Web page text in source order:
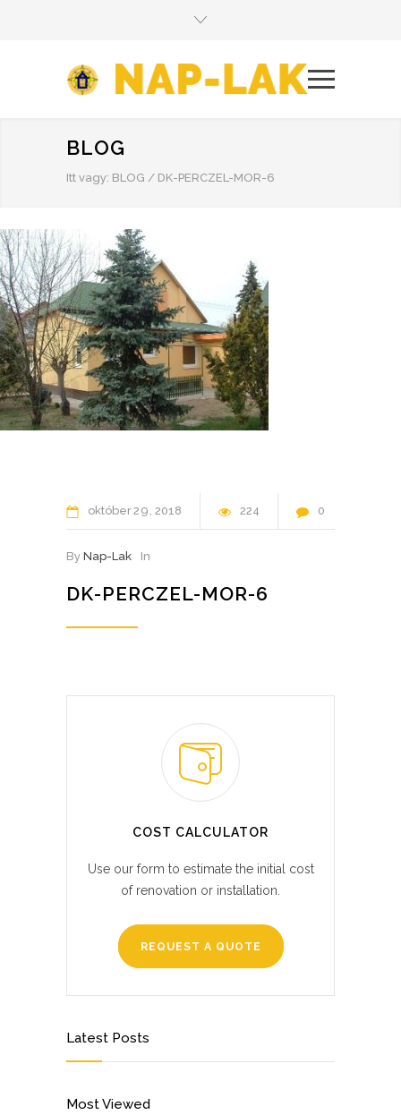
BLOG
Itt vagy: BLOG / DK-PERCZEL-MOR-6
október29 2018 224 0
By Nap-Lak In
DK-PERCZEL-MOR-6
COST CALCULATOR
Use our form to estimate the initial cost
of renovation or installation.
REQUEST A QUOTE
Latest Posts
Most Viewed